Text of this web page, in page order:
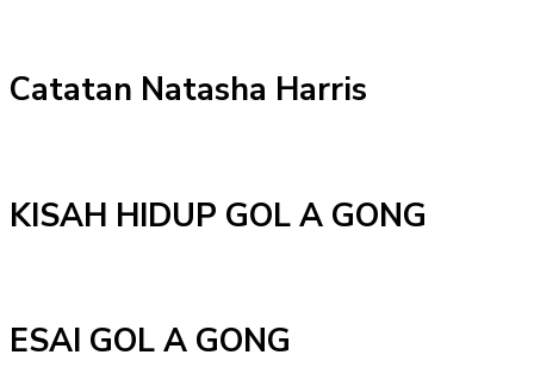
Catatan Natasha Harris
KISAH HIDUP GOL A GONG
ESAI GOL A GONG